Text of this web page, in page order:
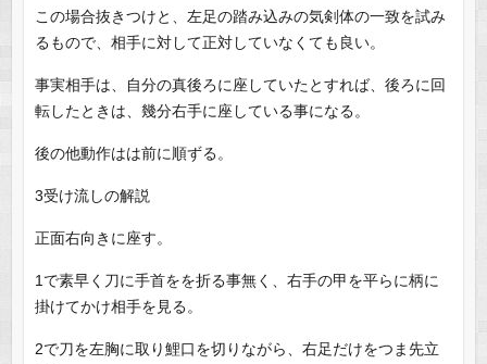
この場合抜きつけと、左足の踏み込みの気剣体の一致を試み
るもので、相手に対して正対していなくても良い。
事実相手は、自分の真後ろに座していたとすれば、後ろに回
転したときは、幾分右手に座している事になる。
後の他動作はは前に順ずる。
3受け流しの解説
正面右向きに座す。
1で素早く刀に手首をを折る事無く、右手の甲を平らに柄に
掛けてかけ相手を見る。
2で刀を左胸に取り鯉口を切りながら、右足だけをつま先立